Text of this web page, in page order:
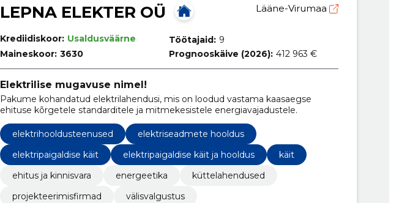
LEPNA ELEKTER OÜ Lääne-Virumaa
Krediidiskoor: Usaldusväärne
Maineskoor: 3630
Töötajaid: 9
Prognooskäive (2026): 412 963 €
Elektrilise mugavuse nimel!
Pakume kohandatud elektrilahendusi, mis on loodud vastama kaasaegse
ehituse kõrgetele standarditele ja mitmekesistele energiavajadustele.
elektrihooldusteenused
elektriseadmete hooldus
elektripaigaldise käit
elektripaigaldise käit ja hooldus
käit
ehitus ja kinnisvara
energeetika
küttelahendused
projekteerimisfirmad
välisvalgustus